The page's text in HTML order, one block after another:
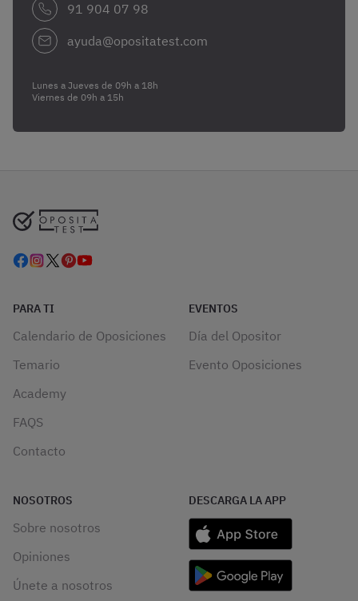
91 904 07 98
ayuda@opositatest.com
Lunes a Jueves de 09h a 18h
Viernes de 09h a 15h